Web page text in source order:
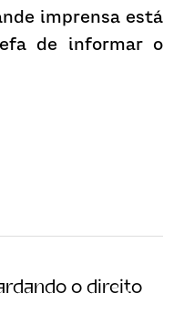
imprensa está
de informar o
o direito